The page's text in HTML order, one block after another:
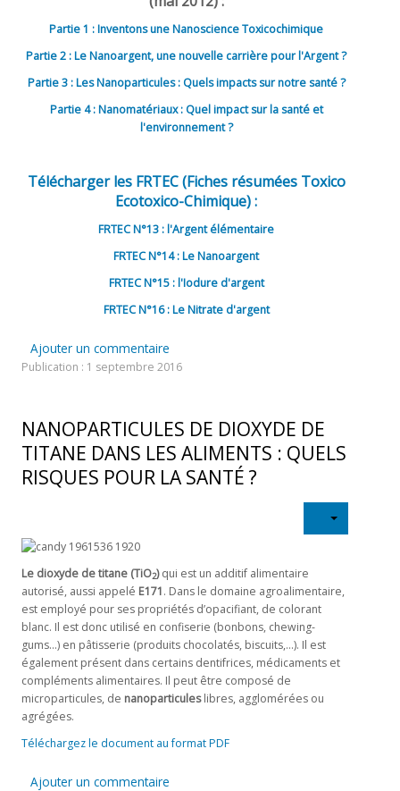
Partie 1 : Inventons une Nanoscience Toxicochimique
Partie 2 : Le Nanoargent, une nouvelle carrière pour l'Argent ?
Partie 3 : Les Nanoparticules : Quels impacts sur notre santé ?
Partie 4 : Nanomatériaux : Quel impact sur la santé et
l'environnement ?
Télécharger les FRTEC (Fiches résumées Toxico
Ecotoxico-Chimique) :
FRTEC N°13 : l'Argent élémentaire
FRTEC N°14 : Le Nanoargent
FRTEC N°15 : l'Iodure d'argent
FRTEC N°16 : Le Nitrate d'argent
Ajouter un commentaire
Publication : 1 septembre 2016
NANOPARTICULES DE DIOXYDE DE
TITANE DANS LES ALIMENTS : QUELS
RISQUES POUR LA SANTÉ ?
Le dioxyde de titane (TiO2)qui est un additif alimentaire
autorisé, aussi appelé E171. Dans le domaine agroalimentaire,
est employé pour ses propriétés d’opacifiant, de colorant
blanc. Il est donc utilisé en confiserie (bonbons, chewing-
gums…) en pâtisserie (produits chocolatés, biscuits,…). Il est
également présent dans certains dentifrices, médicaments et
compléments alimentaires. Il peut être composé de
microparticules, de nanoparticuleslibres, agglomérées ou
agrégées.
Téléchargez le document au format PDF
Ajouter un commentaire